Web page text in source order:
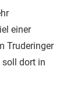
einer
Truderinger
soll dort in